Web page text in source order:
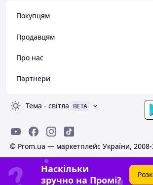
Покупцям
Продавцям
Про нас
Партнери
Тема - світла BETA
© Prom.ua — маркетплейс України,
Наскільки
зручно на Промі?